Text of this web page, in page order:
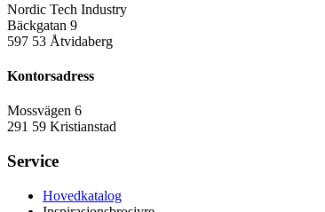
Nordic Tech Industry
Bäckgatan 9
597 53 Åtvidaberg
Kontorsadress
Mossvägen 6
291 59 Kristianstad
Service
Hovedkatalog